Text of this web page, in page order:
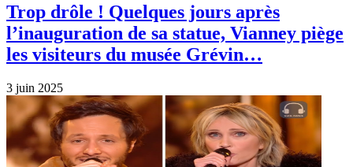
Trop drôle ! Quelques jours après
l’inauguration de sa statue, Vianney piège
les visiteurs du musée Grévin…
3 juin 2025